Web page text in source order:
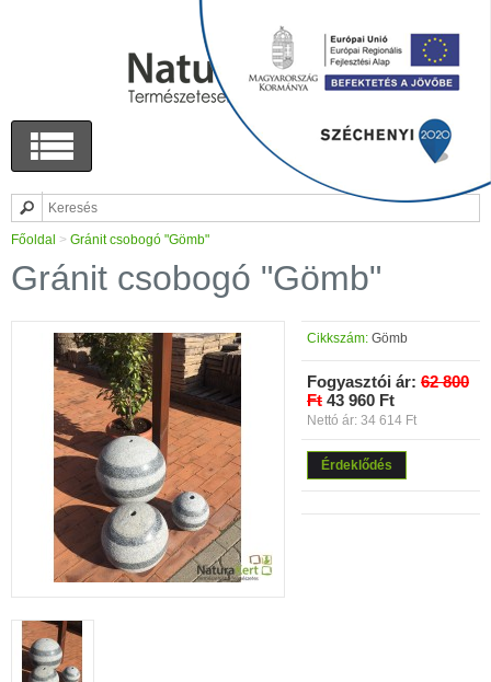
Főoldal > Gránit csobogó "Gömb"
Gránit csobogó "Gömb"
Cikkszám: Gömb
Fogyasztói ár: 62 800
Ft 43 960 Ft
Nettó ár: 34 614 Ft
Érdeklődés